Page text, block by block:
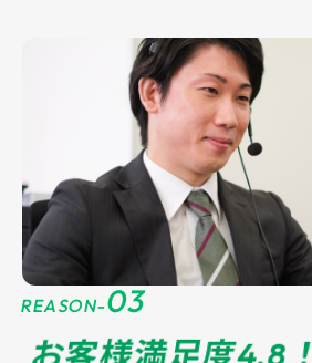
REASON-03
お客様満足度4.8！